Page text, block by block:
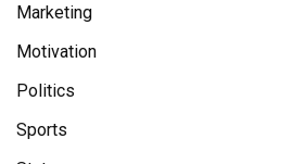
Marketing
Motivation
Politics
Sports